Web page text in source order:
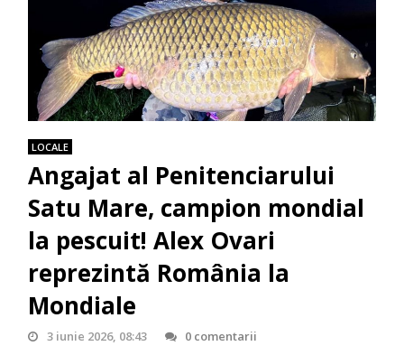
LOCALE
Angajat al Penitenciarului
Satu Mare, campion mondial
la pescuit! Alex Ovari
reprezintă România la
Mondiale
3 iunie 2026, 08:43 0 comentarii